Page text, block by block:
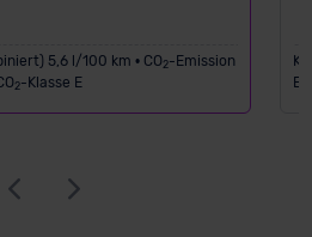
5,6 l/100 km • CO2-Emission
2-Klasse E